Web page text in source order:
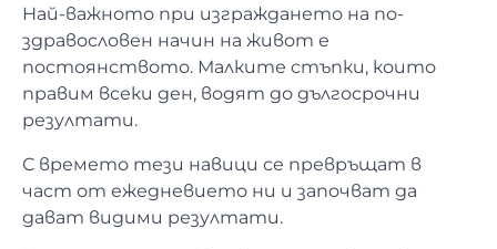
Най-важното при изграждането на по-
здравословен начин на живот е
постоянството. Малките стъпки, които
правим всеки ден, водят до дългосрочни
резултати.
С времето тези навици се превръщат в
част от ежедневието ни и започват да
дават видими резултати.